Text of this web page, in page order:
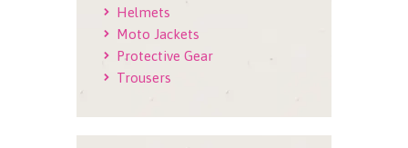
Helmets
Moto Jackets
Protective Gear
Trousers